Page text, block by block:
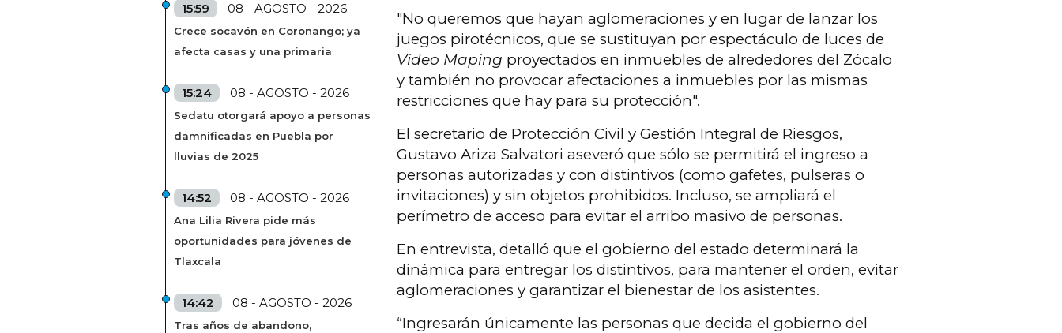
15:59 08 - AGOSTO - 2026
Crece socavón en Coronango; ya
afecta casas y una primaria
15:24 08 - AGOSTO - 2026
Sedatu otorgará apoyo a personas
damnificadas en Puebla por
lluvias de 2025
14:52 08 - AGOSTO - 2026
Ana Lilia Rivera pide más
oportunidades para jóvenes de
Tlaxcala
14:42 08 - AGOSTO - 2026
Tras años de abandono,
"No queremos que hayan aglomeraciones y en lugar de lanzar los
juegos pirotécnicos, que se sustituyan por espectáculo de luces de
Video Maping proyectados en inmuebles de alrededores del Zócalo
y también no provocar afectaciones a inmuebles por las mismas
restricciones que hay para su protección".
El secretario de Protección Civil y Gestión Integral de Riesgos,
Gustavo Ariza Salvatori aseveró que sólo se permitirá el ingreso a
personas autorizadas y con distintivos (como gafetes, pulseras o
invitaciones) y sin objetos prohibidos. Incluso, se ampliará el
perímetro de acceso para evitar el arribo masivo de personas.
En entrevista, detalló que el gobierno del estado determinará la
dinámica para entregar los distintivos, para mantener el orden, evitar
aglomeraciones y garantizar el bienestar de los asistentes.
“Ingresarán únicamente las personas que decida el gobierno del